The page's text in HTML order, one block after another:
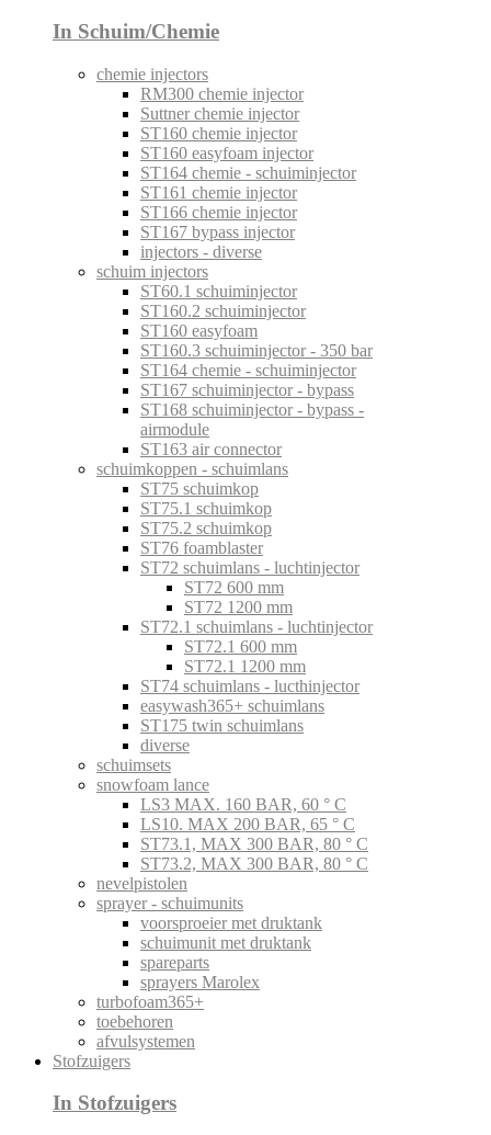
In Schuim/Chemie
chemie injectors
RM300 chemie injector
Suttner chemie injector
ST160 chemie injector
ST160 easyfoam injector
ST164 chemie - schuiminjector
ST161 chemie injector
ST166 chemie injector
ST167 bypass injector
injectors - diverse
schuim injectors
ST60.1 schuiminjector
ST160.2 schuiminjector
ST160 easyfoam
ST160.3 schuiminjector - 350 bar
ST164 chemie - schuiminjector
ST167 schuiminjector - bypass
ST168 schuiminjector - bypass -
airmodule
ST163 air connector
schuimkoppen - schuimlans
ST75 schuimkop
ST75.1 schuimkop
ST75.2 schuimkop
ST76 foamblaster
ST72 schuimlans - luchtinjector
ST72 600 mm
ST72 1200 mm
ST72.1 schuimlans - luchtinjector
ST72.1 600 mm
ST72.1 1200 mm
ST74 schuimlans - lucthinjector
easywash365+ schuimlans
ST175 twin schuimlans
diverse
schuimsets
snowfoam lance
LS3 MAX. 160 BAR, 60 ° C
LS10. MAX 200 BAR, 65 ° C
ST73.1, MAX 300 BAR, 80 ° C
ST73.2, MAX 300 BAR, 80 ° C
nevelpistolen
sprayer - schuimunits
voorsproeier met druktank
schuimunit met druktank
spareparts
sprayers Marolex
turbofoam365+
toebehoren
afvulsystemen
Stofzuigers
In Stofzuigers